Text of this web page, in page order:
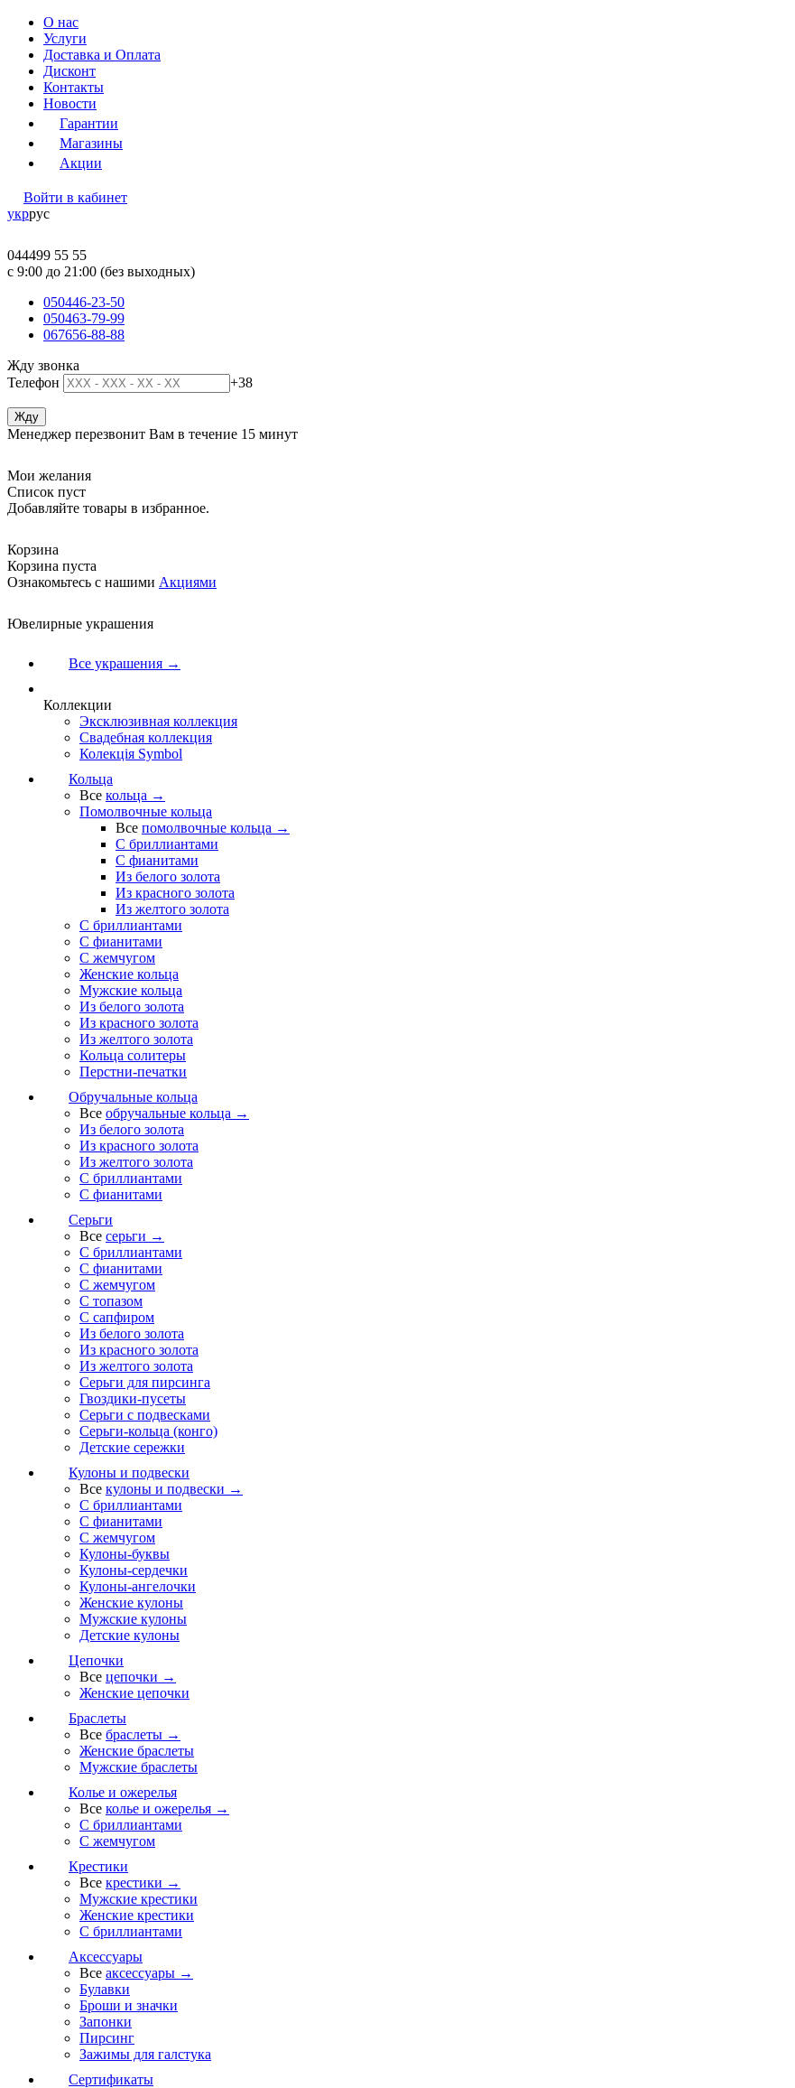
О нас
Услуги
Доставка и Оплата
Дисконт
Контакты
Новости
Гарантии
Магазины
Акции
Войти в кабинет
укррус
044499 55 55
c 9:00 до 21:00 (без выходных)
050446-23-50
050463-79-99
067656-88-88
Жду звонка
Телефон
+38
Менеджер перезвонит Вам в течение 15 минут
Мои желания
Список пуст
Добавляйте товары в избранное.
Корзина
Корзина пуста
Ознакомьтесь с нашими Акциями
Ювелирные украшения
Все украшения →
Коллекции
Эксклюзивная коллекция
Свадебная коллекция
Колекція Symbol
Кольца
Все кольца →
Помолвочные кольца
Все помолвочные кольца →
С бриллиантами
С фианитами
Из белого золота
Из красного золота
Из желтого золота
С бриллиантами
С фианитами
С жемчугом
Женские кольца
Мужские кольца
Из белого золота
Из красного золота
Из желтого золота
Кольца солитеры
Перстни-печатки
Обручальные кольца
Все обручальные кольца →
Из белого золота
Из красного золота
Из желтого золота
С бриллиантами
С фианитами
Серьги
Все серьги →
С бриллиантами
С фианитами
С жемчугом
С топазом
С сапфиром
Из белого золота
Из красного золота
Из желтого золота
Серьги для пирсинга
Гвоздики-пусеты
Серьги с подвесками
Серьги-кольца (конго)
Детские сережки
Кулоны и подвески
Все кулоны и подвески →
С бриллиантами
С фианитами
С жемчугом
Кулоны-буквы
Кулоны-сердечки
Кулоны-ангелочки
Женские кулоны
Мужские кулоны
Детские кулоны
Цепочки
Все цепочки →
Женские цепочки
Браслеты
Все браслеты →
Женские браслеты
Мужские браслеты
Колье и ожерелья
Все колье и ожерелья →
С бриллиантами
С жемчугом
Крестики
Все крестики →
Мужские крестики
Женские крестики
С бриллиантами
Аксессуары
Все аксессуары →
Булавки
Броши и значки
Запонки
Пирсинг
Зажимы для галстука
Сертификаты